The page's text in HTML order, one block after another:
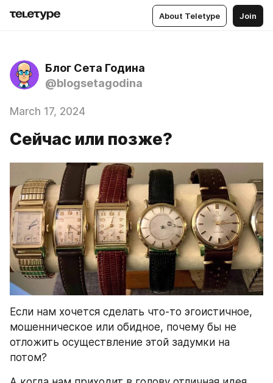
About Teletype Join
Блог Сета Година
@blogsetagodina
March 17, 2024
Сейчас или позже?
Если нам хочется сделать что-то эгоистичное,
мошенническое или обидное, почему бы не
отложить осуществление этой задумки на
потом?